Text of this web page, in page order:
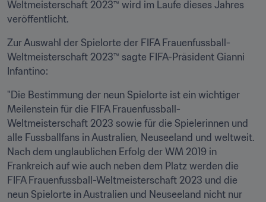
Weltmeisterschaft 2023™ wird im Laufe dieses Jahres
veröffentlicht.
Zur Auswahl der Spielorte der FIFA Frauenfussball-
Weltmeisterschaft 2023™ sagte FIFA-Präsident Gianni
Infantino:
"Die Bestimmung der neun Spielorte ist ein wichtiger
Meilenstein für die FIFA Frauenfussball-
Weltmeisterschaft 2023 sowie für die Spielerinnen und
alle Fussballfans in Australien, Neuseeland und weltweit.
Nach dem unglaublichen Erfolg der WM 2019 in
Frankreich auf wie auch neben dem Platz werden die
FIFA Frauenfussball-Weltmeisterschaft 2023 und die
neun Spielorte in Australien und Neuseeland nicht nur